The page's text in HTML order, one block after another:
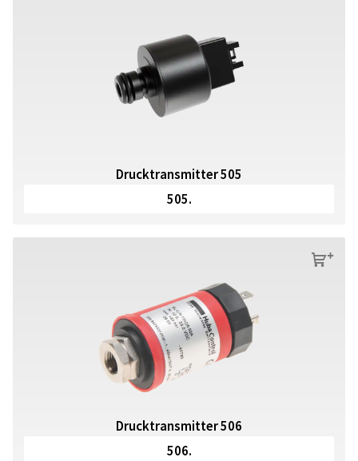
Drucktransmitter 505
505.
s
Drucktransmitter 506
506.